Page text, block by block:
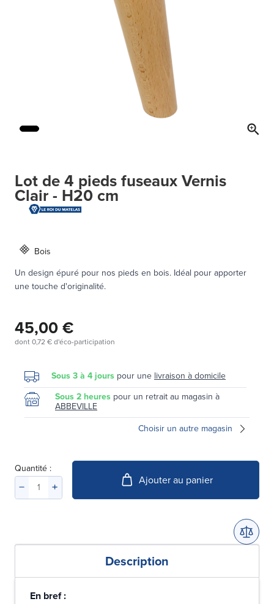
Lot de 4 pieds fuseaux Vernis
Clair - H20 cm
Bois
Un design épuré pour nos pieds en bois. Idéal pour apporter
une touche d'originalité.
45,00 €
dont0,72 €d'éco-participation
Sous 3 à 4 jours pour unelivraison à domicile
Sous 2 heures pour un retrait au magasin à
ABBEVILLE
Choisir un autre magasin
Quantité :
Ajouter au panier
Description
En bref :